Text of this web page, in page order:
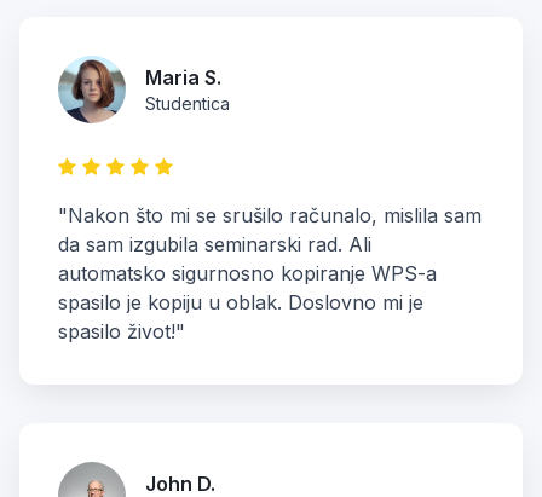
Maria S.
Studentica
"Nakon što mi se srušilo računalo, mislila sam
da sam izgubila seminarski rad. Ali
automatsko sigurnosno kopiranje WPS-a
spasilo je kopiju u oblak. Doslovno mi je
spasilo život!"
John D.